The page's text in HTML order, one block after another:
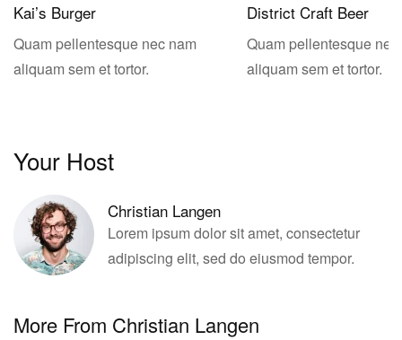
Kai’s Burger
Quam pellentesque nec nam
aliquam sem et tortor.
District Craft Beer
Quam pellentesque nec
aliquam sem et tortor.
Your Host
Christian Langen
Lorem ipsum dolor sit amet, consectetur
adipiscing elit, sed do eiusmod tempor.
More From Christian Langen